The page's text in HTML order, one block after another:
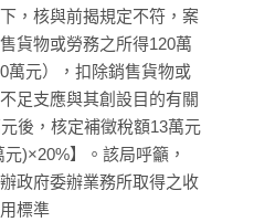
，核與前揭規定不符，案
貨物或勞務之所得120萬
萬元），扣除銷售貨物或
足支應與其創設目的有關
後，核定補徵稅額13萬元
元)×20%】。該局呼籲，
政府委辦業務所取得之收
標準